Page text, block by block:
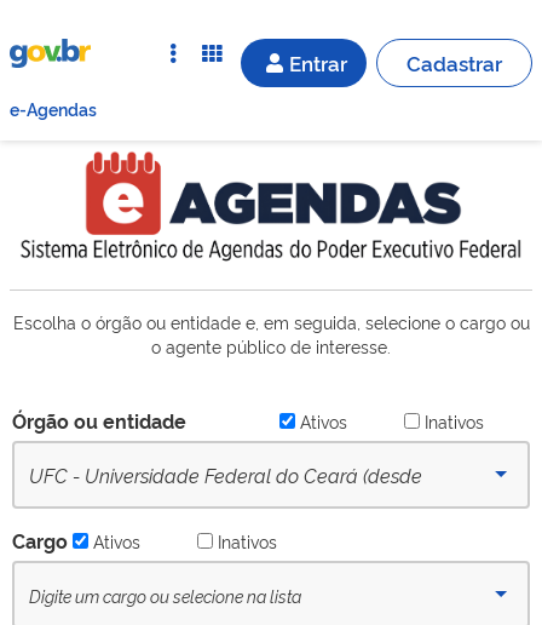
Entrar Cadastrar
e-Agendas
Escolha o órgão ou entidade e, em seguida, selecione o cargo ou
o agente público de interesse.
Órgão ou entidade Ativos Inativos
UFC - Universidade Federal do Ceará (desde
Cargo Ativos Inativos